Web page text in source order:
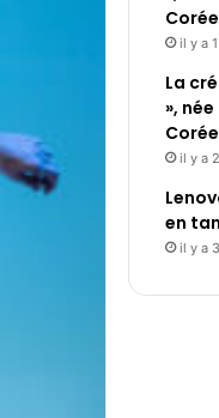
il y a
La
»,
il y a
en
il y a